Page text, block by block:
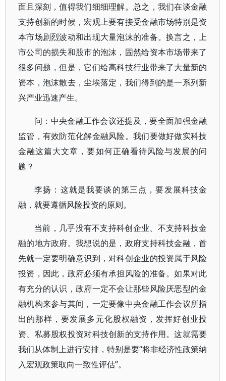
面且深刻，值得我们细细理解。总之，我们在谈金融
支持创新的时候，宏观上要有接受金融市场特别是资
本市场剧烈波动和出现大量泡沫的准备。换言之，上
市公司的损失和股市的泡沫，固然给资本市场带来了
很多问题，但是，它们给高科技行业带来了大量新的
资本，泡沫散去，尘埃落定，我们得到的是一系列新
兴产业迅速产生。
问：中央金融工作会议还提及，要全面加强金融
监管，有效防范化解金融风险。我们要做好做实科技
金融这篇大文章，要如何正确看待风险与发展的问
题？
李扬：这就是我要谈的第三点，要发展科技金
融，就要遵循风险投资的原则。
当前，几乎没有不支持科创企业、不支持科技金
融的地方政府。我想说的是，政府支持科技金融，首
先就一定要明确意识到，对科创企业的投资属于风险
投资，因此，政府必须有承担风险的准备。如果对此
有充分的认识，政府一定不会让那些风险厌恶型的金
融机构来参与其间，一定要像中央金融工作会议所指
出的那样，要发展多元化股权融资，发挥好创业投
资、私募股权投资对科技创新的支持作用。这就需要
我们从体制上进行安排，特别是要“将非经济性政策纳
入宏观政策取向一致性评估”。